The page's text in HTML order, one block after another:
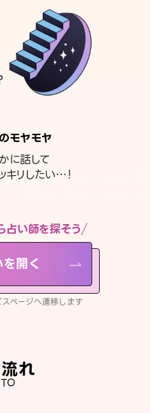
モヤモヤ
に話して
キリしたい…！
占い師を探そう
開く
ページへ遷移します
れ